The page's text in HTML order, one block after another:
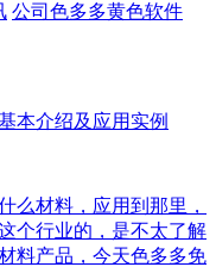
公司色多多黄色软件
本介绍及应用实例
料，应用到那里，
行业的，是不太了解
产品，今天色多多免